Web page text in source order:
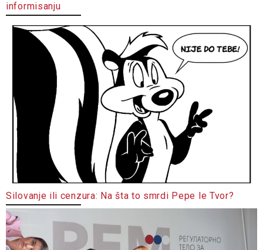
informisanju
Silovanje ili cenzura: Na šta to smrdi Pepe le Tvor?